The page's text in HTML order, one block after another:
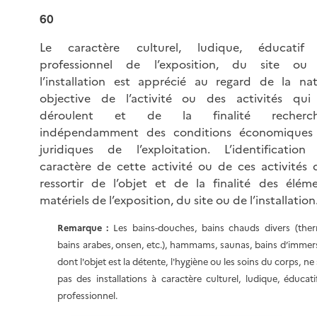
60
Le caractère culturel, ludique, éducatif
professionnel de l’exposition, du site
l’installation est apprécié au regard de la
objective de l’activité ou des activités qui
déroulent et de la finalité
indépendamment des conditions
juridiques de l’exploitation.
caractère de cette activité ou de ces activités
ressortir de l’objet et de la finalité des
matériels de l’exposition, du site ou de
Remarque : Les bains-douches, bains chauds divers
bains arabes, onsen, etc.), hammams, saunas, bains
dont l'objet est la détente, l'hygiène ou les soins du corps, ne
pas des installations à caractère culturel, ludique,
professionnel.